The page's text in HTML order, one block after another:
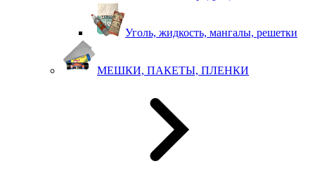
Уголь, жидкость, мангалы, решетки
МЕШКИ, ПАКЕТЫ, ПЛЕНКИ